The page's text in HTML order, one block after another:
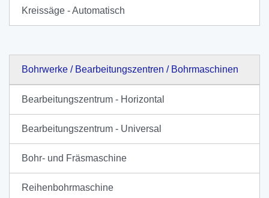
Kreissäge - Automatisch
Bohrwerke / Bearbeitungszentren / Bohrmaschinen
Bearbeitungszentrum - Horizontal
Bearbeitungszentrum - Universal
Bohr- und Fräsmaschine
Reihenbohrmaschine